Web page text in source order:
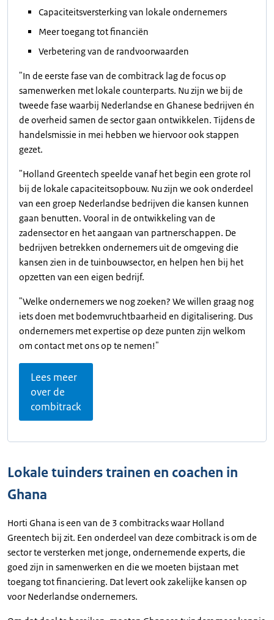
Capaciteitsversterking van lokale ondernemers
Meer toegang tot financiën
Verbetering van de randvoorwaarden
"In de eerste fase van de combitrack lag de focus op
samenwerken met lokale counterparts. Nu zijn we bij de
tweede fase waarbij Nederlandse en Ghanese bedrijven én
de overheid samen de sector gaan ontwikkelen. Tijdens de
handelsmissie in mei hebben we hiervoor ook stappen
gezet.
"Holland Greentech speelde vanaf het begin een grote rol
bij de lokale capaciteitsopbouw. Nu zijn we ook onderdeel
van een groep Nederlandse bedrijven die kansen kunnen
gaan benutten. Vooral in de ontwikkeling van de
zadensector en het aangaan van partnerschappen. De
bedrijven betrekken ondernemers uit de omgeving die
kansen zien in de tuinbouwsector, en helpen hen bij het
opzetten van een eigen bedrijf.
"Welke ondernemers we nog zoeken? We willen graag nog
iets doen met bodemvruchtbaarheid en digitalisering. Dus
ondernemers met expertise op deze punten zijn welkom
om contact met ons op te nemen!"
Lees meer
over de
combitrack
Lokale tuinders trainen en coachen in
Ghana
Horti Ghana is een van de 3 combitracks waar Holland
Greentech bij zit. Een onderdeel van deze combitrack is om de
sector te versterken met jonge, ondernemende experts, die
goed zijn in samenwerken en die we moeten bijstaan met
toegang tot financiering. Dat levert ook zakelijke kansen op
voor Nederlandse ondernemers.